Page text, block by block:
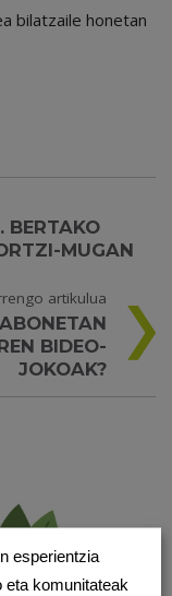
bilatzaile honetan
BERTAKO
MUGAN
artikulua
BIDEO-
JOKOAK?
esperientzia
eta komunitateak